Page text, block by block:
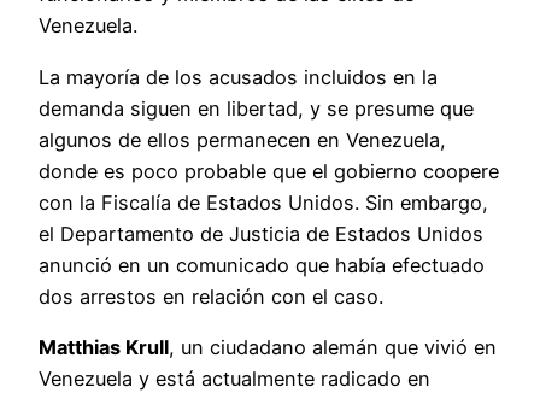
Venezuela.
La mayoría de los acusados incluidos en la
demanda siguen en libertad, y se presume que
algunos de ellos permanecen en Venezuela,
donde es poco probable que el gobierno coopere
con la Fiscalía de Estados Unidos. Sin embargo,
el Departamento de Justicia de Estados Unidos
anunció en un comunicado que había efectuado
dos arrestos en relación con el caso.
Matthias Krull, un ciudadano alemán que vivió en
Venezuela y está actualmente radicado en